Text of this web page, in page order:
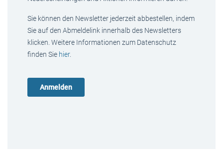
Sie können den Newsletter jederzeit abbestellen, indem
Sie auf den Abmeldelink innerhalb des Newsletters
klicken. Weitere Informationen zum Datenschutz
finden Sie hier.